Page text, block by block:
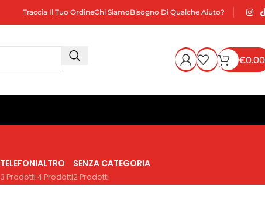
Traccia Il Tuo OrdineChi SiamoBisogno Di Qualche Aiuto?
€0.00
TELEFONI
3 Prodotti
ALTRO
4 Prodotti
SENZA CATEGORIA
2 Prodotti